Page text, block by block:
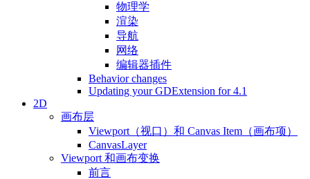
物理学
渲染
导航
网络
编辑器插件
Behavior changes
Updating your GDExtension for 4.1
2D
画布层
Viewport（视口）和 Canvas Item（画布项）
CanvasLayer
Viewport 和画布变换
前言